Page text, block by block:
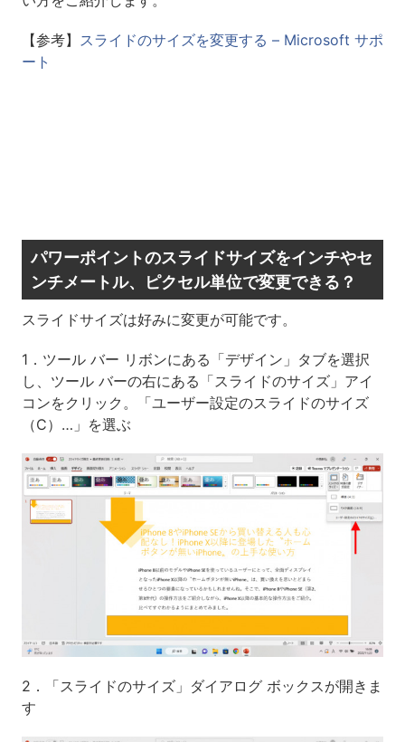
【参考】 スライドのサイズを変更する – Microsoft サポ
ート
パワーポイントのスライドサイズをインチやセ
ンチメートル、ピクセル単位で変更できる？
スライドサイズは好みに変更が可能です。
1．ツール バー リボンにある「デザイン」タブを選択
し、ツール バーの右にある「スライドのサイズ」アイ
コンをクリック。「ユーザー設定のスライドのサイズ
（C）…」を選ぶ
2．「スライドのサイズ」ダイアログ ボックスが開きま
す